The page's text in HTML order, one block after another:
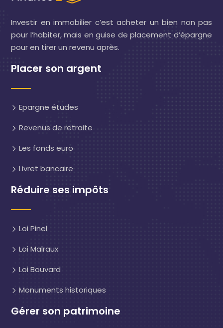
Investir en immobilier c’est acheter un bien non pas
pour l’habiter, mais en guise de placement d’épargne
pour en tirer un revenu après.
Placer son argent
Epargne études
Revenus de retraite
Les fonds euro
Livret bancaire
Réduire ses impôts
Loi Pinel
Loi Malraux
Loi Bouvard
Monuments historiques
Gérer son patrimoine